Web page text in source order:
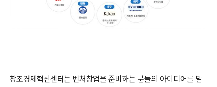
창조경제혁신센터는 벤처창업을 준비하는 분들의 아이디어를 발